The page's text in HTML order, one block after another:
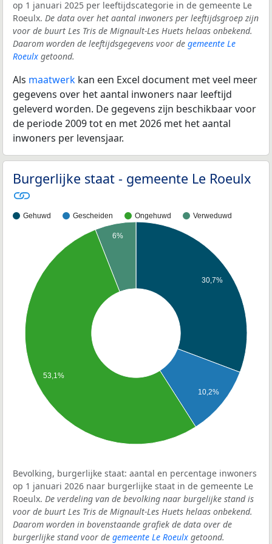
op 1 januari 2025 per leeftijdscategorie in de gemeente Le
Roeulx. De data over het aantal inwoners per leeftijdsgroep zijn
voor de buurt Les Tris de Mignault-Les Huets helaas onbekend.
Daarom worden de leeftijdsgegevens voor de gemeente Le
Roeulx getoond.
Als maatwerk kan een Excel document met veel meer
gegevens over het aantal inwoners naar leeftijd
geleverd worden. De gegevens zijn beschikbaar voor
de periode 2009 tot en met 2026 met het aantal
inwoners per levensjaar.
Burgerlijke staat - gemeente Le Roeulx
Gehuwd Gescheiden Ongehuwd Verweduwd
30,7%
10,2%
6%
53,1%
Bevolking, burgerlijke staat: aantal en percentage inwoners
op 1 januari 2026 naar burgerlijke staat in de gemeente Le
Roeulx. De verdeling van de bevolking naar burgelijke stand is
voor de buurt Les Tris de Mignault-Les Huets helaas onbekend.
Daarom worden in bovenstaande grafiek de data over de
burgerlijke stand voor de gemeente Le Roeulx getoond.